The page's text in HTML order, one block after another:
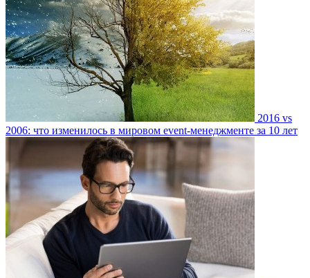
2016 vs
2006: что изменилось в мировом event-менеджменте за 10 лет